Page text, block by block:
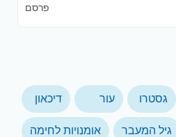
פרסם
גסטרו עור דיכאון
גיל המעבר אומנויות לחימה